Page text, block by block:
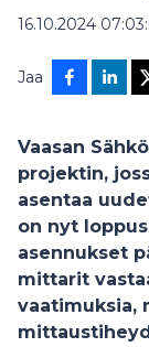
16.10.2024
Jaa
Vaasan
projektin,
asentaa
on nyt
asennukset
mittarit
vaatimuksia,